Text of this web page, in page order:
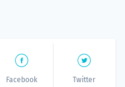
Facebook Twitter